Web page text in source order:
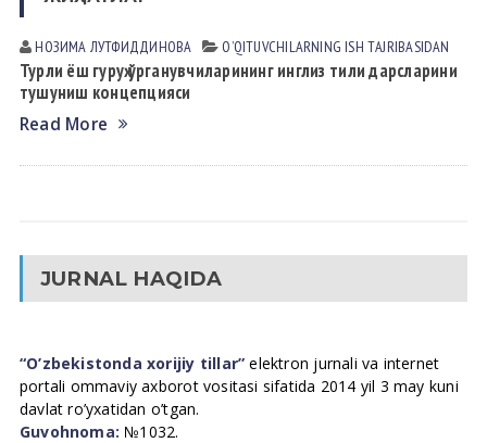
НОЗИМА ЛУТФИДДИНОВА OʼQITUVCHILАRNING ISH TАJRIBАSIDАN
Турли ёш гуруҳ ўрганувчиларининг инглиз тили дарсларини
тушуниш концепцияси
Read More
JURNAL HAQIDA
“O’zbekistonda xorijiy tillar” elektron jurnali va internet
portali ommaviy axborot vositasi sifatida 2014 yil 3 may kuni
davlat ro’yxatidan o’tgan.
Guvohnoma: №1032.